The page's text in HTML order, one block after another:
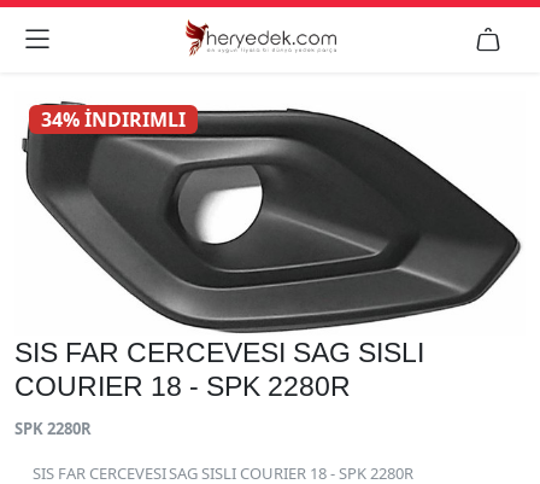
 
34% İNDIRIMLI
SIS FAR CERCEVESI SAG SISLI
COURIER 18 - SPK 2280R
SPK 2280R
SIS FAR CERCEVESI SAG SISLI COURIER 18 - SPK 2280R